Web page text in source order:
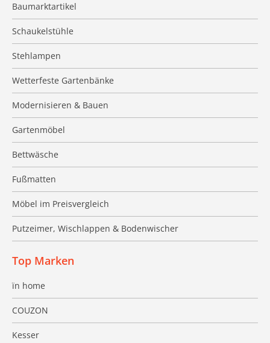
Baumarktartikel
Schaukelstühle
Stehlampen
Wetterfeste Gartenbänke
Modernisieren & Bauen
Gartenmöbel
Bettwäsche
Fußmatten
Möbel im Preisvergleich
Putzeimer, Wischlappen & Bodenwischer
Top Marken
ïn home
COUZON
Kesser